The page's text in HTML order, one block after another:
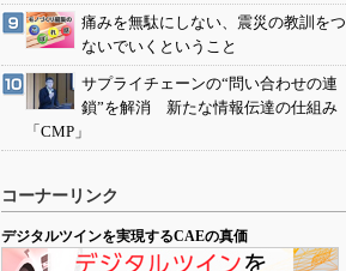
痛みを無駄にしない、震災の教訓をつ
ないでいくということ
サプライチェーンの“問い合わせの連
鎖”を解消 新たな情報伝達の仕組み
「CMP」
コーナーリンク
デジタルツインを実現するCAEの真価